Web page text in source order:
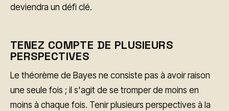
deviendra un défi clé.
TENEZ COMPTE DE PLUSIEURS
PERSPECTIVES
Le théorème de Bayes ne consiste pas à avoir raison
une seule fois ; il s'agit de se tromper de moins en
moins à chaque fois. Tenir plusieurs perspectives à la